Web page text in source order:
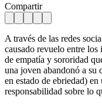
Compartir
A través de las redes
causado revuelo entre los
de empatía y sororidad
una joven abandonó a su
en estado de ebriedad)
responsabilidad sobre lo